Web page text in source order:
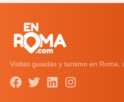
Visitas guiadas y turismo en Roma,